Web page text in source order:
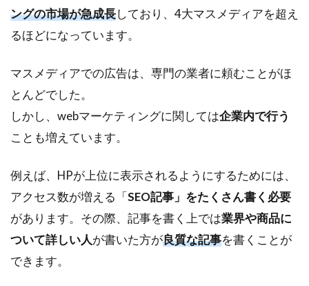
1.2
ーケ
ング
様化
とDX
必
要
と
さ
れ
る2
つ
の
ングの市場が急成長しており、4大マスメディアを超え
るほどになっています。
マスメディアでの広告は、専門の業者に頼むことがほ
とんどでした。
しかし、webマーケティングに関しては企業内で行う
ことも増えています。
例えば、HPが上位に表示されるようにするためには、
アクセス数が増える「SEO記事」をたくさん書く必要
があります。その際、記事を書く上では業界や商品に
ついて詳しい人が書いた方が良質な記事を書くことが
できます。